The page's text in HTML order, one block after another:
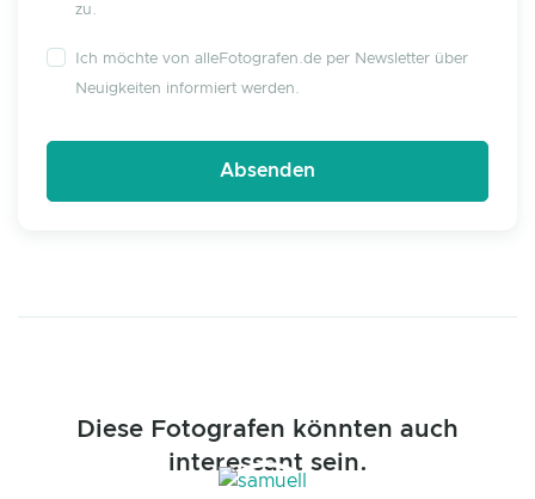
zu.
Ich möchte von alleFotografen.de per Newsletter über
Neuigkeiten informiert werden.
Diese Fotografen könnten auch
interessant sein.